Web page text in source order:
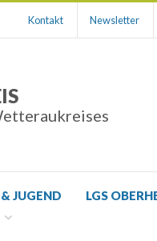
Kontakt Newsletter
JUGEND LGS